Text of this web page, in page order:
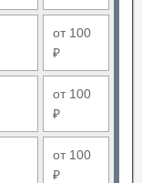
от 100
₽
от 100
₽
от 100
₽